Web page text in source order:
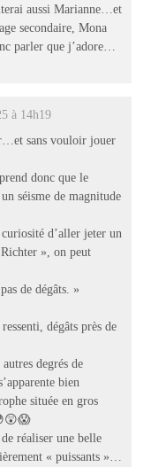
aussi Marianne…et
secondaire, Mona
parler que j’adore…
à 14h19
sans vouloir jouer
donc que le
séisme de magnitude
d’aller jeter un
», on peut
de dégâts. »
dégâts près de
degrés de
bien
située en gros
réaliser une belle
« puissants »…